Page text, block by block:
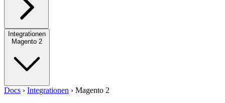
Integrationen
Magento 2
Docs › Integrationen › Magento 2